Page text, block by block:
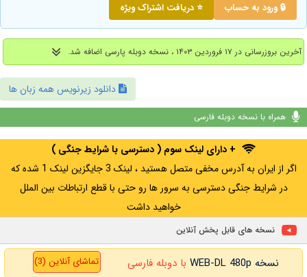
🔒 ورود به حساب ⭐ دریافت اشتراک ویژه
آخرین بروزرسانی در ۱۷ فروردین ۱۴۰۳ ، نسخه دوبله پارسی اضافه شد.
دانلود زیرنویس همه زبان ها
همراه با نسخه دوبله فارسی
+ دارای لینک سوم ( دسترسی با شرایط جنگی )
اگر از ایران به آدرس مخفی متصل هستید ، لینک 3 جایگزین لینک 1 شده که
در شرایط جنگی دسترسی به سرور ها رو حتی با قطع ارتباطات بین الملل
خواهید داشت
نسخه های قابل پخش آنلاین
نسخه WEB-DL 480p با دوبله فارسی تماشای آنلاین (3)